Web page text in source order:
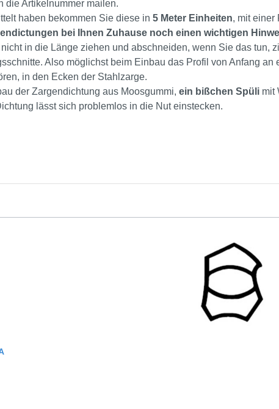
die Artikelnummer mailen.
haben bekommen Sie diese in 5 Meter Einheiten, mit einer
bei Ihnen Zuhause noch einen wichtigen
in die Länge ziehen und abschneiden, wenn Sie das
Also möglichst beim Einbau das Profil von Anfang
in den Ecken der Stahlzarge.
der Zargendichtung aus Moosgummi, ein bißchen Spüli mit
lässt sich problemlos in die Nut einstecken.